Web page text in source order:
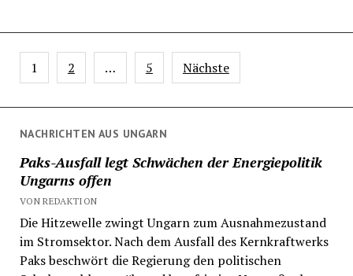
NACHRICHTEN AUS UNGARN
Paks-Ausfall legt Schwächen der Energiepolitik
Ungarns offen
VON REDAKTION
Die Hitzewelle zwingt Ungarn zum Ausnahmezustand
im Stromsektor. Nach dem Ausfall des Kernkraftwerks
Paks beschwört die Regierung den politischen
Seitennummerierung
der
1 2 … 5 Nächste